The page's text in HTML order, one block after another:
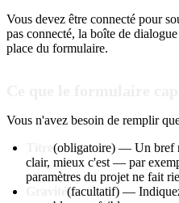
Vous devez être connecté pour
pas connecté, la boîte de
place du formulaire.
Vous n'avez besoin de remplir
(obligatoire) — Un bref
clair, mieux c'est — par
paramètres du projet ne fait
(facultatif) —